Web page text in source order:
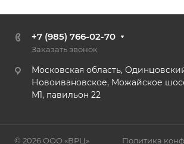
+7 (985) 766-02-70
Заказать звонок
Московская область,
Новоивановское, Можайское
М1, павильон 22
© 2026 ООО «ВРЦ» Политика